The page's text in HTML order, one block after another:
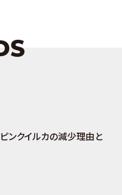
ンクイルカの減少理由と